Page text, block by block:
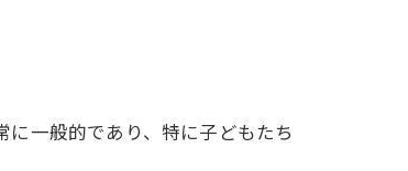
一般的であり、特に子どもたち